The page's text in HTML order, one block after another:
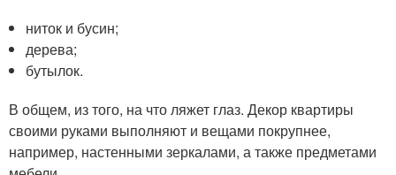
ниток и бусин;
дерева;
бутылок.
В общем, из того, на что ляжет глаз. Декор квартиры
своими руками выполняют и вещами покрупнее,
например, настенными зеркалами, а также предметами